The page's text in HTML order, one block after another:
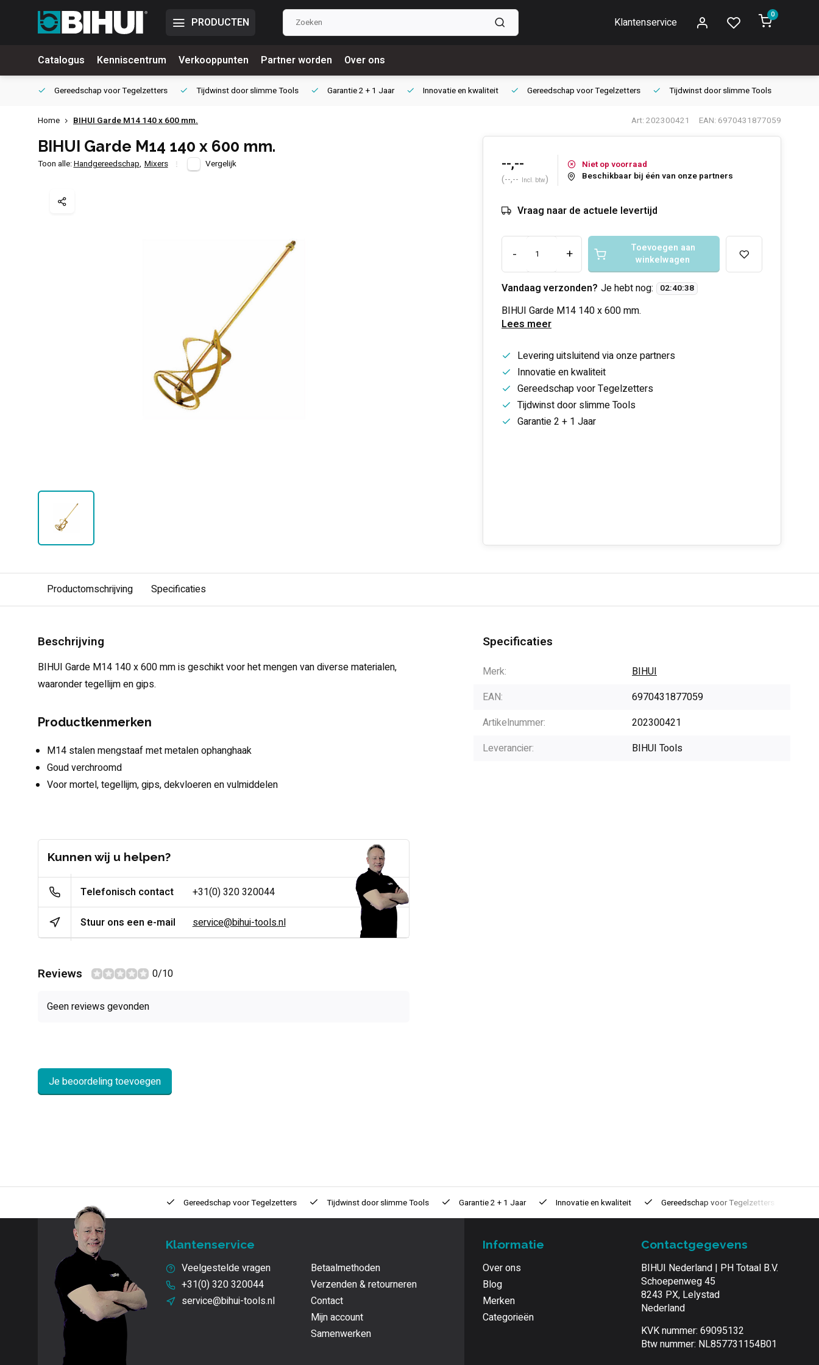
PRODUCTEN Klantenservice
0
Catalogus Kenniscentrum Verkooppunten Partner worden Over ons
Gereedschap voorTegelzetters Tijdwinst doorslimme Tools Garantie2 + 1 Jaar Innovatieen kwaliteit Gereedschap voorTegelzetters Tijdwinst doorslimme Tools
Home BIHUI Garde M14 140 x 600 mm. Art: 202300421 EAN: 6970431877059
BIHUI Garde M14 140 x 600 mm.
Toon alle:Handgereedschap, Mixers Vergelijk --,--
(--,-- Incl. btw)
Niet op voorraad
Beschikbaar bij één van onze partners
Vraag naar de actuele levertijd
- +
Toevoegen aan
winkelwagen
Vandaag verzonden? Je hebt nog: 02:40:37
BIHUI Garde M14 140 x 600 mm.
Lees meer
Levering uitsluitend via onze partners
Innovatie en kwaliteit
Gereedschap voor Tegelzetters
Tijdwinst door slimme Tools
Garantie 2 + 1 Jaar
Productomschrijving Specificaties
Beschrijving
BIHUI Garde M14 140 x 600 mm is geschikt voor het mengen van diverse materialen,
waaronder tegellijm en gips.
Productkenmerken
M14 stalen mengstaaf met metalen ophanghaak
Goud verchroomd
Voor mortel, tegellijm, gips, dekvloeren en vulmiddelen
Kunnen wij u helpen?
Telefonisch contact +31(0) 320 320044
Stuur ons een e-mail service@bihui-tools.nl
Reviews 0/10
Geen reviews gevonden
Je beoordeling toevoegen
Specificaties
Merk:
BIHUI
EAN:
6970431877059
Artikelnummer:
202300421
Leverancier:
BIHUI Tools
Innovatie Gereedschap voorTegelzetters Tijdwinst doorslimme Tools Garantie2 + 1 Jaar Innovatieen kwaliteit Gereedschap voorTegelzetters
Klantenservice
Veelgestelde vragen
+31(0) 320 320044
service@bihui-tools.nl
Betaalmethoden
Verzenden & retourneren
Contact
Mijn account
Samenwerken
Informatie
Over ons
Blog
Merken
Categorieën
Contactgegevens
BIHUI Nederland | PH Totaal B.V.
Schoepenweg 45
8243 PX, Lelystad
Nederland
KVK nummer: 69095132
Btw nummer: NL857731154B01